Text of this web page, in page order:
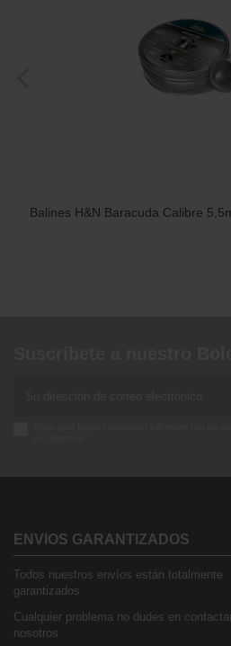
Balines H&N Baracuda Calibre
ENVIOS GARANTIZADOS
Todos nuestros envíos están totalmente
garantizados
Cualquier problema no dudes en
nosotros